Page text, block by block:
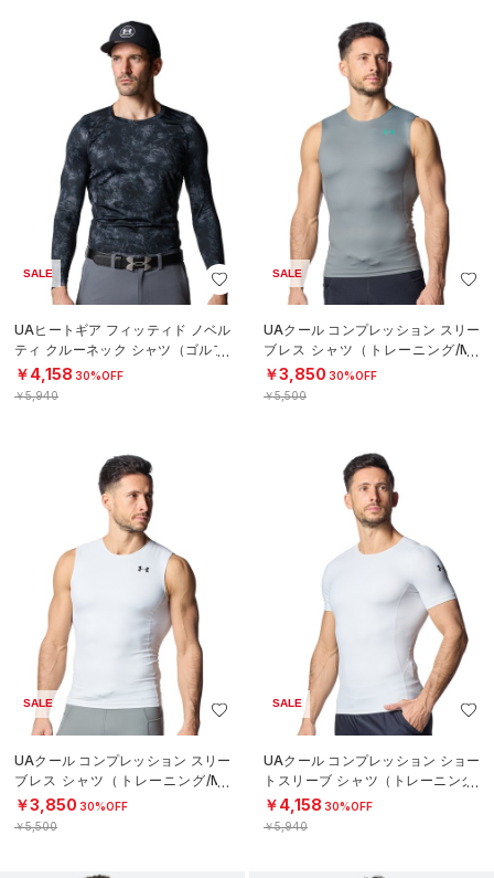
SALE
UAヒートギア フィッティド ノベル
ティ クルーネック シャツ（ゴルフ/
MEN）
￥4,158 30%OFF
￥5,940
SALE
UAクール コンプレッション スリー
ブレス シャツ（トレーニング/ME
N）
￥3,850 30%OFF
￥5,500
SALE
UAクール コンプレッション スリー
ブレス シャツ（トレーニング/ME
N）
￥3,850 30%OFF
￥5,500
SALE
UAクール コンプレッション ショー
トスリーブ シャツ（トレーニング/
MEN）
￥4,158 30%OFF
￥5,940